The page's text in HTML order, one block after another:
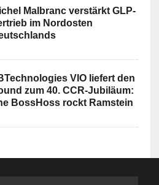
Malbranc verstärkt GLP-
im Nordosten
VIO liefert den
zum 40. CCR-Jubiläum:
BossHoss rockt Ramstein